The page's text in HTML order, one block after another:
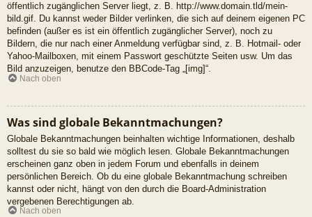
öffentlich zugänglichen Server liegt, z. B. http://www.domain.tld/mein-
bild.gif. Du kannst weder Bilder verlinken, die sich auf deinem eigenen PC
befinden (außer es ist ein öffentlich zugänglicher Server), noch zu
Bildern, die nur nach einer Anmeldung verfügbar sind, z. B. Hotmail- oder
Yahoo-Mailboxen, mit einem Passwort geschützte Seiten usw. Um das
Bild anzuzeigen, benutze den BBCode-Tag „[img]“.
Nach oben
Was sind globale Bekanntmachungen?
Globale Bekanntmachungen beinhalten wichtige Informationen, deshalb
solltest du sie so bald wie möglich lesen. Globale Bekanntmachungen
erscheinen ganz oben in jedem Forum und ebenfalls in deinem
persönlichen Bereich. Ob du eine globale Bekanntmachung schreiben
kannst oder nicht, hängt von den durch die Board-Administration
vergebenen Berechtigungen ab.
Nach oben